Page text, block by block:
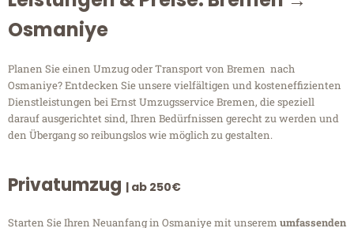
Osmaniye
Planen Sie einen Umzug oder Transport von Bremen nach
Osmaniye? Entdecken Sie unsere vielfältigen und kosteneffizienten
Dienstleistungen bei Ernst Umzugsservice Bremen, die speziell
darauf ausgerichtet sind, Ihren Bedürfnissen gerecht zu werden und
den Übergang so reibungslos wie möglich zu gestalten.
Privatumzug | ab 250€
Starten Sie Ihren Neuanfang in Osmaniye mit unserem umfassenden